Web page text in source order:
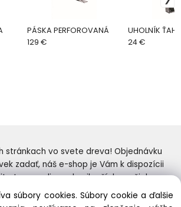
PÁSKA PERFOROVANÁ
129 €
UHOLNÍK ŤAH
24 €
stránkach vo svete dreva! Objednávku
zadať, náš e-shop je Vám k dispozícii
tovar online od najlepších značiek.
a ceny. Tiež si nenechajte ujsť naše
Prajeme Vám príjemné nakupovanie.
súbory cookies. Súbory cookie a ďalšie